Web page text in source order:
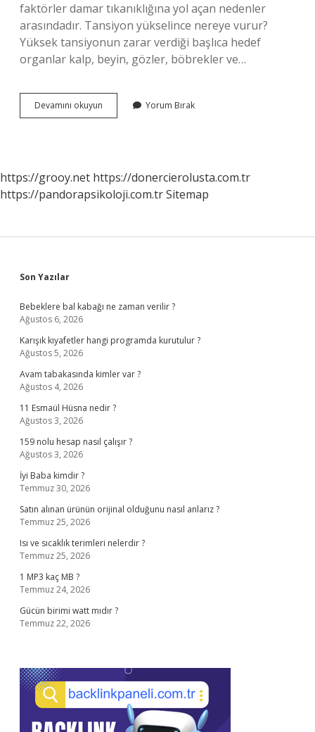
faktörler damar tıkanıklığına yol açan nedenler
arasındadır. Tansiyon yükselince nereye vurur?
Yüksek tansiyonun zarar verdiği başlıca hedef
organlar kalp, beyin, gözler, böbrekler ve…
Devamını okuyun
Tansiyon
Yorum Bırak
https://grooy.net https://donercierolusta.com.tr
https://pandorapsikoloji.com.trSitemap
Sidebar
Son Yazılar
Bebeklere bal kabağı ne zaman verilir ?
Ağustos 6, 2026
Karışık kıyafetler hangi programda kurutulur ?
Ağustos 5, 2026
Avam tabakasında kimler var ?
Ağustos 4, 2026
11 Esmaül Hüsna nedir ?
Ağustos 3, 2026
159 nolu hesap nasıl çalışır ?
Ağustos 3, 2026
İyi Baba kimdir ?
Temmuz 30, 2026
Satın alınan ürünün orijinal olduğunu nasıl anlarız ?
Temmuz 25, 2026
Isı ve sıcaklık terimleri nelerdir ?
Temmuz 25, 2026
1 MP3 kaç MB ?
Temmuz 24, 2026
Gücün birimi watt mıdır ?
Temmuz 22, 2026